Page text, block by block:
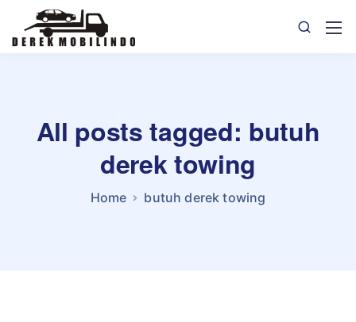
All posts tagged: butuh
derek towing
Home butuh derek towing